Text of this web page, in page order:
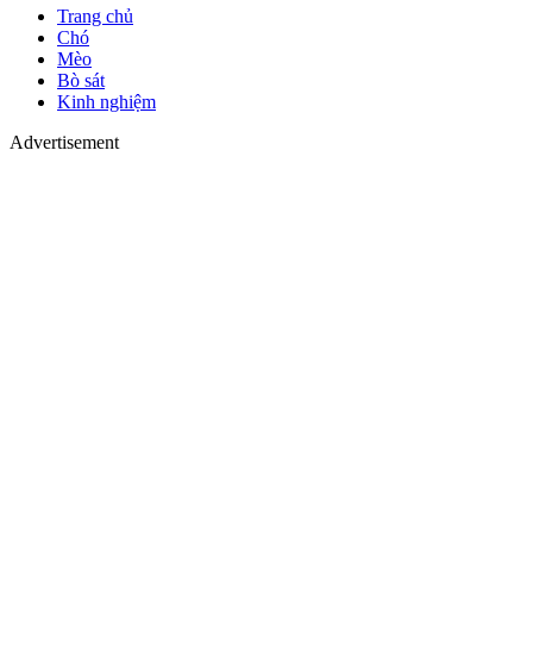
Trang chủ
Chó
Mèo
Bò sát
Kinh nghiệm
Advertisement